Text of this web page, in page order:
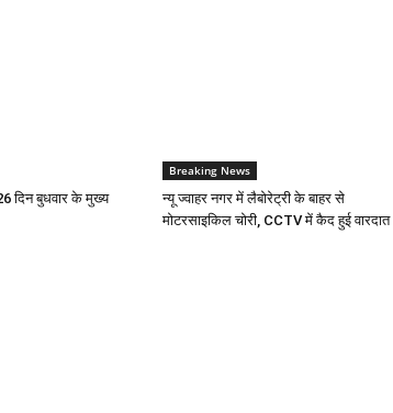
दिन बुधवार के मुख्य
Breaking News
न्यू ज्वाहर नगर में लैबोरेट्री के बाहर से
मोटरसाइकिल चोरी, CCTV में कैद हुई वारदात